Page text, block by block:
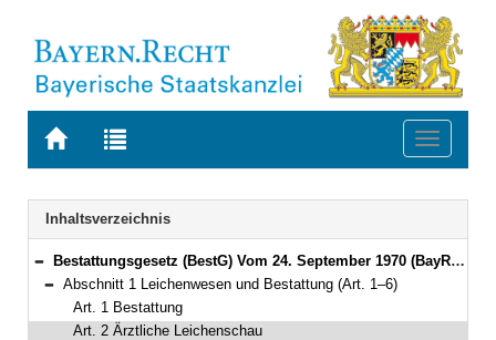
Zur
BAYERN.RECHT
Zur
letzten
Suche
Toggle
Navigation
Inhaltsverzeichnis
Bereich reduzieren
Bestattungsgesetz (BestG) Vom 24. September 1970 (BayRS III S. 452) BayRS 2127-1-G (Art. 1–21)
Bereich reduzieren
Abschnitt 1 Leichenwesen und Bestattung (Art. 1–6)
Art. 1 Bestattung
Art. 2 Ärztliche Leichenschau